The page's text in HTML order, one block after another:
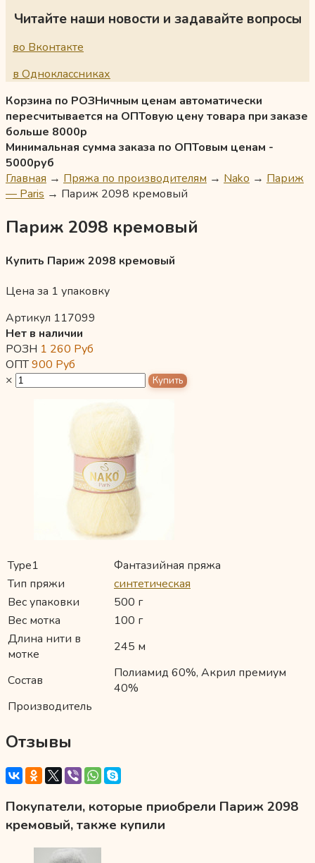
Читайте наши новости и задавайте вопросы
во Вконтакте
в Одноклассниках
Корзина по РОЗНичным ценам автоматически
пересчитывается на ОПТовую цену товара при заказе
больше 8000р
Минимальная сумма заказа по ОПТовым ценам -
5000руб
Главная → Пряжа по производителям → Nako → Париж
— Paris → Париж 2098 кремовый
Париж 2098 кремовый
Купить Париж 2098 кремовый
Цена за 1 упаковку
Артикул 117099
Нет в наличии
РОЗН 1 260 Руб
ОПТ900 Руб
×
Type1
Фантазийная пряжа
Тип пряжи
синтетическая
Вес упаковки
500 г
Вес мотка
100 г
Длина нити в
мотке
245 м
Состав
Полиамид 60%, Акрил премиум
40%
Производитель
Отзывы
Покупатели, которые приобрели Париж 2098
кремовый, также купили